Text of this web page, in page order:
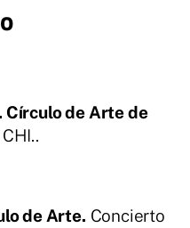
Círculo de Arte de
de Arte. Concierto